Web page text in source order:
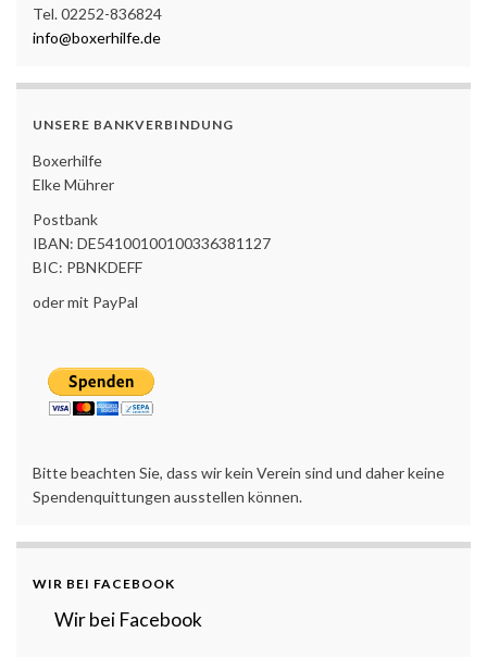
Tel. 02252-836824
info@boxerhilfe.de
UNSERE BANKVERBINDUNG
Boxerhilfe
Elke Mührer
Postbank
IBAN: DE54100100100336381127
BIC: PBNKDEFF
oder mit PayPal
Bitte beachten Sie, dass wir kein Verein sind und daher keine
Spendenquittungen ausstellen können.
WIR BEI FACEBOOK
Wir bei Facebook